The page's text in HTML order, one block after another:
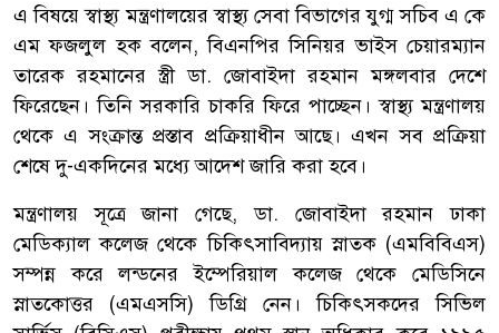
এ বিষয়ে স্বাস্থ্য মন্ত্রণালয়ের স্বাস্থ্য সেবা বিভাগের যুগ্ম সচিব এ কে
এম ফজলুল হক বলেন, বিএনপির সিনিয়র ভাইস চেয়ারম্যান
তারেক রহমানের স্ত্রী ডা. জোবাইদা রহমান মঙ্গলবার দেশে
ফিরেছেন। তিনি সরকারি চাকরি ফিরে পাচ্ছেন। স্বাস্থ্য মন্ত্রণালয়
থেকে এ সংক্রান্ত প্রস্তাব প্রক্রিয়াধীন আছে। এখন সব প্রক্রিয়া
শেষে দু-একদিনের মধ্যে আদেশ জারি করা হবে।
মন্ত্রণালয় সূত্রে জানা গেছে, ডা. জোবাইদা রহমান ঢাকা
মেডিক্যাল কলেজ থেকে চিকিৎসাবিদ্যায় স্নাতক (এমবিবিএস)
সম্পন্ন করে লন্ডনের ইম্পেরিয়াল কলেজ থেকে মেডিসিনে
স্নাতকোত্তর (এমএসসি) ডিগ্রি নেন। চিকিৎসকদের সিভিল